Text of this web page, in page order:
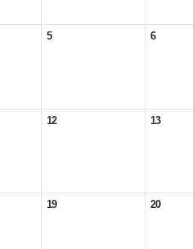
5 6
12 13
19 20